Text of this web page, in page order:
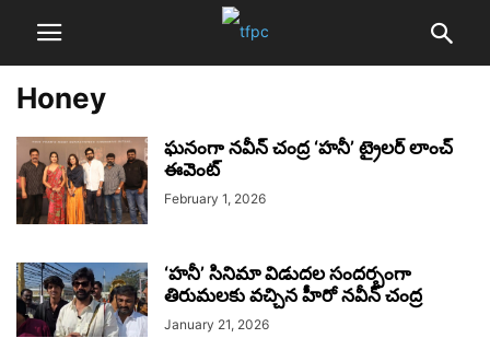
Honey
ఘనంగా నవీన్ చంద్ర ‘హనీ’ ట్రైలర్ లాంచ్
ఈవెంట్
February 1, 2026
‘హనీ’ సినిమా విడుదల సందర్భంగా
తిరుమలకు వచ్చిన హీరో నవీన్ చంద్ర
January 21, 2026